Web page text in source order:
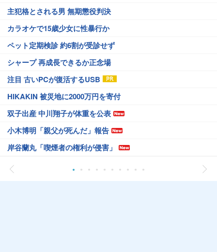
主犯格とされる男 無期懲役判決
カラオケで15歳少女に性暴行か
ペット定期検診 約6割が受診せず
シャープ 再成長できるか正念場
注目 古いPCが復活するUSB
HIKAKIN 被災地に2000万円を寄付
双子出産 中川翔子が体重を公表
小木博明「親父が死んだ」報告
岸谷蘭丸「喫煙者の権利が侵害」